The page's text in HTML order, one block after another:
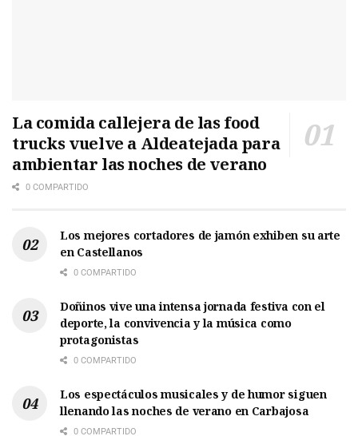
La comida callejera de las food
trucks vuelve a Aldeatejada para
ambientar las noches de verano
0 COMPARTIDO
Los mejores cortadores de jamón exhiben su arte
en Castellanos
0 COMPARTIDO
Doñinos vive una intensa jornada festiva con el
deporte, la convivencia y la música como
protagonistas
0 COMPARTIDO
Los espectáculos musicales y de humor siguen
llenando las noches de verano en Carbajosa
0 COMPARTIDO